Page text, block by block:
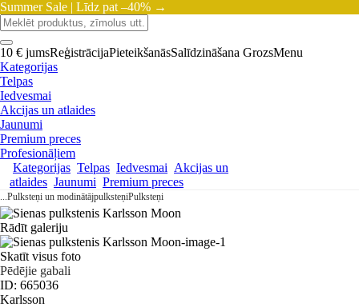
Summer Sale | Līdz pat –40% →
10 € jumsReģistrācijaPieteikšanāsSalīdzināšana GrozsMenu
Kategorijas
Telpas
Iedvesmai
Akcijas un atlaides
Jaunumi
Premium preces
Profesionāļiem
Kategorijas Telpas Iedvesmai Akcijas un
atlaides Jaunumi Premium preces
...Pulksteņi un modinātājpulksteņiPulksteņi
Rādīt galeriju
Skatīt visus foto
Pēdējie gabali
ID: 665036
Karlsson